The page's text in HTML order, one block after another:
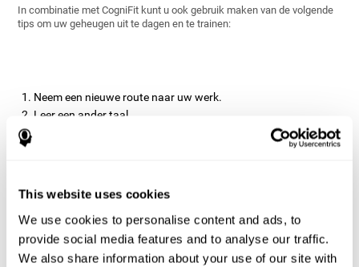
This website uses cookies
We use cookies to personalise content and ads, to
provide social media features and to analyse our traffic.
We also share information about your use of our site with
In combinatie met CogniFit kunt u ook gebruik maken van de volgende
tips om uw geheugen uit te dagen en te trainen:
Neem een nieuwe route naar uw werk.
Leer een ander taal.
te schrijven.
Doe uw CogniFit training en de geheugen spelletjes.
Doeoefeningen , speel schaak of bridge.
Leer elke dag een nieuw woord.